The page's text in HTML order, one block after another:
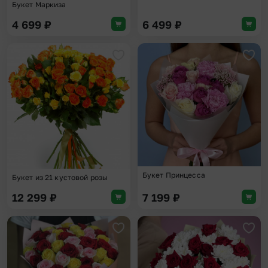
Букет Маркиза
4 699 ₽ 6 499 ₽
Добавить в избранное
Букет из 21 кустовой розы
12 299 ₽
Букет Принцесса
7 199 ₽
Добавить в избранное